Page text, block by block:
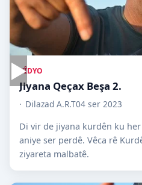
▶VÎDYO
Jiyana Qeçax Beşa 2.
Dilazad A.R.T04 ser 2023
Di vir de jiyana kurdên ku
aniye ser perdê. Vêca rê
ziyareta malbatê.